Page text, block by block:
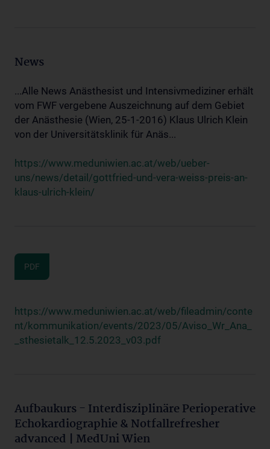
News
...Alle News Anästhesist und Intensivmediziner erhält
vom FWF vergebene Auszeichnung auf dem Gebiet
der Anästhesie (Wien, 25-1-2016) Klaus Ulrich Klein
von der Universitätsklinik für Anäs...
https://www.meduniwien.ac.at/web/ueber-
uns/news/detail/gottfried-und-vera-weiss-preis-an-
klaus-ulrich-klein/
PDF
https://www.meduniwien.ac.at/web/fileadmin/conte
nt/kommunikation/events/2023/05/Aviso_Wr_Ana_
_sthesietalk_12.5.2023_v03.pdf
Aufbaukurs - Interdisziplinäre Perioperative
Echokardiographie & Notfallrefresher
advanced | MedUni Wien